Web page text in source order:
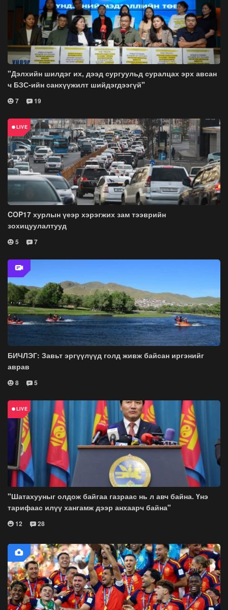
"Дэлхийн шилдэг их, дээд сургуульд суралцах эрх авсан
ч БЗС-ийн санхүүжилт шийдэгдээгүй"
7 19
COP17 хурлын үеэр хэрэгжих зам тээврийн
зохицуулалтууд
5 7
БИЧЛЭГ: Завьт эргүүлүүд голд живж байсан иргэнийг
аврав
8 5
"Шатахууныг олдож байгаа газраас нь л авч байна. Үнэ
тарифаас илүү хангамж дээр анхаарч байна"
12 28